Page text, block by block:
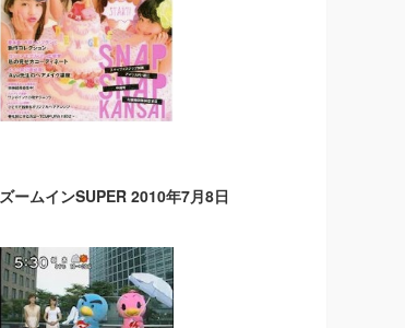
ズームインSUPER 2010年7月8日